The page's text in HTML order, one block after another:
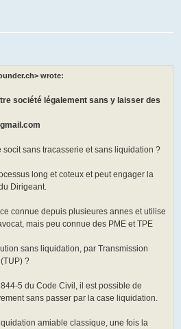
wrote:
société légalement sans y laisser des
socit sans tracasserie et sans liquidation ?
long et coteux et peut engager la
Dirigeant.
connue depuis plusieures annes et utilise
mais peu connue des PME et TPE
sans liquidation, par Transmission
?
5 du Code Civil, il est possible de
sans passer par la case liquidation.
amiable classique, une fois la